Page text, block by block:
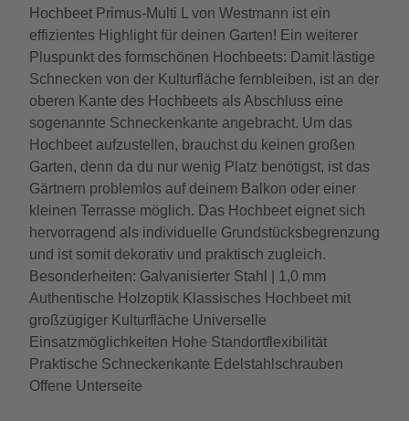
Hochbeet Primus-Multi L von Westmann ist ein
effizientes Highlight für deinen Garten! Ein weiterer
Pluspunkt des formschönen Hochbeets: Damit lästige
Schnecken von der Kulturfläche fernbleiben, ist an der
oberen Kante des Hochbeets als Abschluss eine
sogenannte Schneckenkante angebracht. Um das
Hochbeet aufzustellen, brauchst du keinen großen
Garten, denn da du nur wenig Platz benötigst, ist das
Gärtnern problemlos auf deinem Balkon oder einer
kleinen Terrasse möglich. Das Hochbeet eignet sich
hervorragend als individuelle Grundstücksbegrenzung
und ist somit dekorativ und praktisch zugleich.
Besonderheiten: Galvanisierter Stahl | 1,0 mm
Authentische Holzoptik Klassisches Hochbeet mit
großzügiger Kulturfläche Universelle
Einsatzmöglichkeiten Hohe Standortflexibilität
Praktische Schneckenkante Edelstahlschrauben
Offene Unterseite